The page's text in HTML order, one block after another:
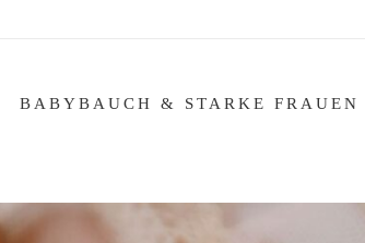
BABYBAUCH & STARKE FRAUEN